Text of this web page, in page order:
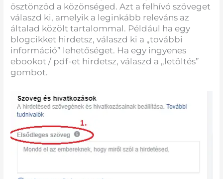
ösztönzöd a közönséged. Azt a felhívó szöveget
válaszd ki, amelyik a leginkább releváns az
általad közölt tartalommal. Például ha egy
blogcikket hirdetsz, válaszd ki a „további
információ” lehetőséget. Ha egy ingyenes
ebookot / pdf-et hirdetsz, válaszd a „letöltés”
gombot.